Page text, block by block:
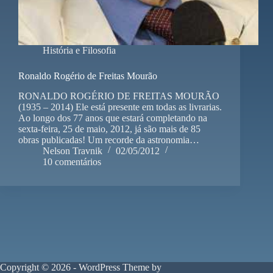
História e Filosofia
Ronaldo Rogério de Freitas Mourão
RONALDO ROGÉRIO DE FREITAS MOURÃO
(1935 – 2014) Ele está presente em todas as livrarias.
Ao longo dos 77 anos que estará completando na
sexta-feira, 25 de maio, 2012, já são mais de 85
obras publicadas! Um recorde da astronomia…
Nelson Travnik
02/05/2012
10 comentários
Copyright © 2026 - WordPress Theme by